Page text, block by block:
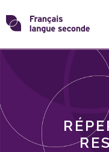
Skip
toTransformons
langue
THÈMES